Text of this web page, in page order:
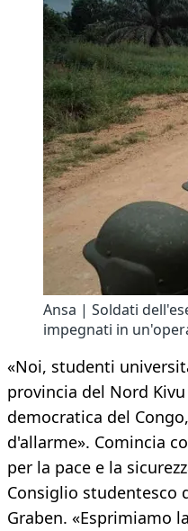
Ansa | Soldati
impegnati in
«Noi, studenti
provincia del Nord
democratica del
d'allarme». Comincia
per la pace e la
Consiglio studentesco
Graben. «Esprimiamo